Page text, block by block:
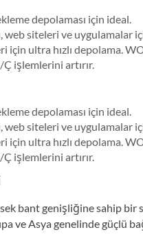
depolaması için ideal.
web siteleri ve uygulamalar
için ultra hızlı depolama.
işlemlerini artırır.
depolaması için ideal.
web siteleri ve uygulamalar
için ultra hızlı depolama.
işlemlerini artırır.
bant genişliğine sahip
ve Asya genelinde güçlü